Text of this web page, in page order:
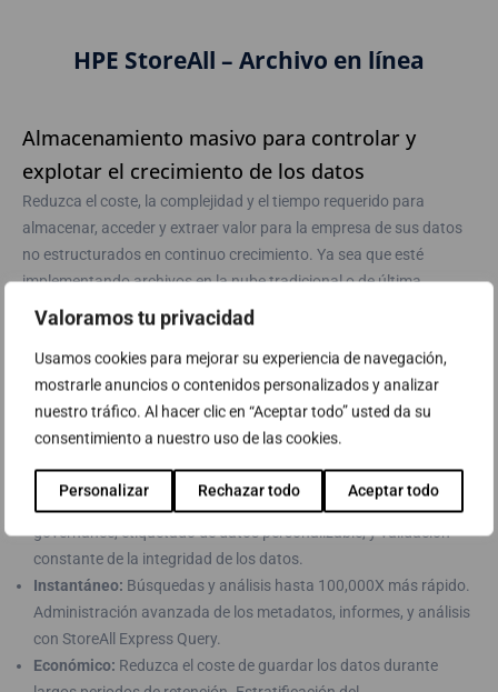
Valoramos tu privacidad
Usamos cookies para mejorar su experiencia de navegación,
mostrarle anuncios o contenidos personalizados y analizar
nuestro tráfico. Al hacer clic en “Aceptar todo” usted da su
consentimiento a nuestro uso de las cookies.
Personalizar Rechazar todo Aceptar todo
HPE StoreAll – Archivo en línea
Almacenamiento masivo para controlar y
explotar el crecimiento de los datos
Reduzca el coste, la complejidad y el tiempo requerido para
almacenar, acceder y extraer valor para la empresa de sus datos
no estructurados en continuo crecimiento. Ya sea que esté
implementando archivos en la nube tradicional o de última
generación, supere los límites del NAS tradicional con HPE StoreAll
Hiper-escalable:Crecimientos masivos, flexibilidad, y densidad
líder en el mercado. Crecimiento hasta billones de objetos y
ficheros con un único Sistema de ficheros que crece hasta 16
Políticas de retención y WORM, análisis forense para data
governance, etiquetado de datos personalizable, y validación
constante de la integridad de los datos.
Instantáneo: Búsquedas y análisis hasta 100,000X más rápido.
Administración avanzada de los metadatos, informes, y análisis
con StoreAll Express Query.
Económico: Reduzca el coste de guardar los datos durante